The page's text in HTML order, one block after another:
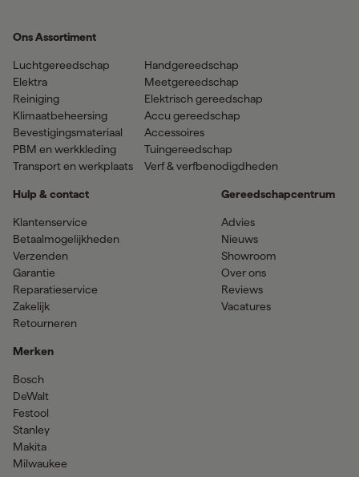
Ons Assortiment
Luchtgereedschap
Elektra
Reiniging
Klimaatbeheersing
Bevestigingsmateriaal
PBM en werkkleding
Transport en werkplaats
Handgereedschap
Meetgereedschap
Elektrisch gereedschap
Accu gereedschap
Accessoires
Tuingereedschap
Verf & verfbenodigdheden
Hulp & contact
Klantenservice
Betaalmogelijkheden
Verzenden
Garantie
Reparatieservice
Zakelijk
Retourneren
Merken
Bosch
DeWalt
Festool
Stanley
Makita
Milwaukee
Gereedschapcentrum
Advies
Nieuws
Showroom
Over ons
Reviews
Vacatures